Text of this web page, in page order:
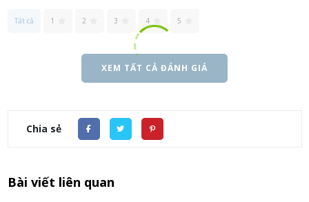
Tất cả 1 2 3 4 5
XEM TẤT CẢ ĐÁNH GIÁ
Chia sẻ
Bài viết liên quan